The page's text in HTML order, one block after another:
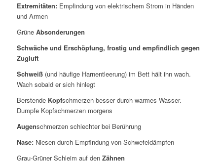
Extremitäten:Empfindung von elektrischem Strom in Händen
und Armen
Grüne Absonderungen
Schwäche und Erschöpfung, frostig und empfindlich gegen
Zugluft
Schweiß (und häufige Harnentleerung) im Bett hält ihn wach.
Wach sobald er sich hinlegt
Berstende Kopfschmerzen besser durch warmes Wasser.
Dumpfe Kopfschmerzen morgens
Augenschmerzen schlechter bei Berührung
Nase:Niesen durch Empfindung von Schwefeldämpfen
Grau-Grüner Schleim auf den Zähnen